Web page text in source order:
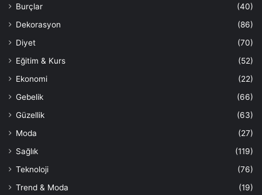
Burçlar
(40)
Dekorasyon
(86)
Diyet
(70)
Eğitim & Kurs
(52)
Ekonomi
(22)
Gebelik
(66)
Güzellik
(63)
Moda
(27)
Sağlık
(119)
Teknoloji
(76)
Trend & Moda
(19)